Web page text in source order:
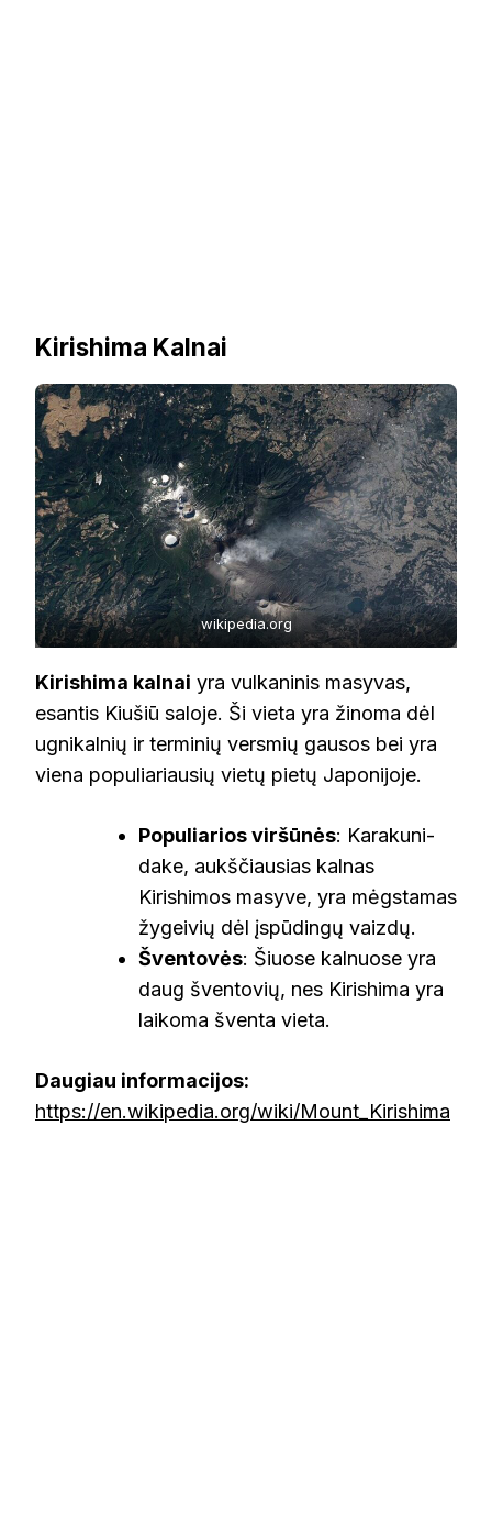
Kirishima Kalnai
wikipedia.org
Kirishima kalnai yra vulkaninis masyvas,
esantis Kiušiū saloje. Ši vieta yra žinoma dėl
ugnikalnių ir terminių versmių gausos bei yra
viena populiariausių vietų pietų Japonijoje.
Populiarios viršūnės: Karakuni-
dake, aukščiausias kalnas
Kirishimos masyve, yra mėgstamas
žygeivių dėl įspūdingų vaizdų.
Šventovės: Šiuose kalnuose yra
daug šventovių, nes Kirishima yra
laikoma šventa vieta.
Daugiau informacijos:
https://en.wikipedia.org/wiki/Mount_Kirishima